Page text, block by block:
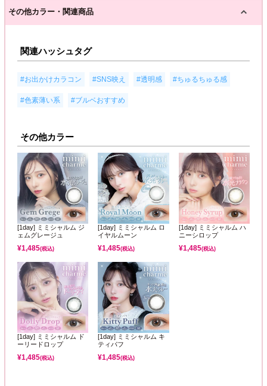
その他カラー・関連商品
関連ハッシュタグ
#お出かけカラコン #SNS映え #透明感 #ちゅるちゅる感
#色素薄い系 #ブルベおすすめ
その他カラー
[1day] ミミシャルム ジ
ェムグレージュ
¥1,485(税込)
[1day] ミミシャルム ロ
イヤルムーン
¥1,485(税込)
[1day] ミミシャルム ハ
ニーシロップ
¥1,485(税込)
[1day] ミミシャルム ド
ーリードロップ
¥1,485(税込)
[1day] ミミシャルム キ
ティパフ
¥1,485(税込)